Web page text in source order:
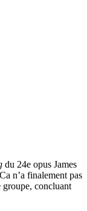
du 24e opus James
n’a finalement pas
groupe, concluant